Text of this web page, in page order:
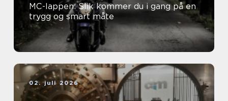
MC-lappen: Slik kommer du i gang på en
trygg og smart måte
02. juli 2026